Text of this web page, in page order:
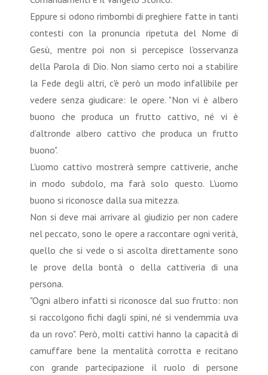
Eppure si odono rimbombi di preghiere fatte in tanti
contesti con la pronuncia ripetuta del Nome di
Gesù, mentre poi non si percepisce l'osservanza
della Parola di Dio. Non siamo certo noi a stabilire
la Fede degli altri, c'è però un modo infallibile per
vedere senza giudicare: le opere. "Non vi è albero
buono che produca un frutto cattivo, né vi è
d’altronde albero cattivo che produca un frutto
buono".
L'uomo cattivo mostrerà sempre cattiverie, anche
in modo subdolo, ma farà solo questo. L'uomo
buono si riconosce dalla sua mitezza.
Non si deve mai arrivare al giudizio per non cadere
nel peccato, sono le opere a raccontare ogni verità,
quello che si vede o si ascolta direttamente sono
le prove della bontà o della cattiveria di una
persona.
"Ogni albero infatti si riconosce dal suo frutto: non
si raccolgono fichi dagli spini, né si vendemmia uva
da un rovo". Però, molti cattivi hanno la capacità di
camuffare bene la mentalità corrotta e recitano
con grande partecipazione il ruolo di persone